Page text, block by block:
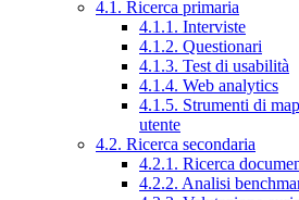
4.1. Ricerca primaria
4.1.1. Interviste
4.1.2. Questionari
4.1.3. Test di usabilità
4.1.4. Web analytics
4.1.5. Strumenti di
utente
4.2. Ricerca secondaria
4.2.1. Ricerca
4.2.2. Analisi